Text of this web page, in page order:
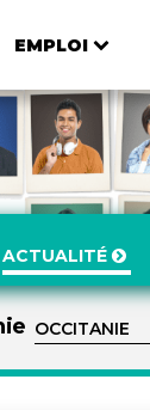
EMPLOI
ACTUALITÉ